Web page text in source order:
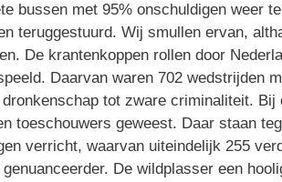
bussen met 95% onschuldigen weer
teruggestuurd. Wij smullen ervan,
De krantenkoppen rollen door
Daarvan waren 702 wedstrijden
tot zware criminaliteit.
toeschouwers geweest. Daar staan
verricht, waarvan uiteindelijk 255
De wildplasser een